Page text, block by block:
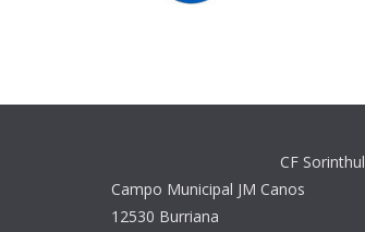
CF
Campo Municipal JM Canos
12530 Burriana